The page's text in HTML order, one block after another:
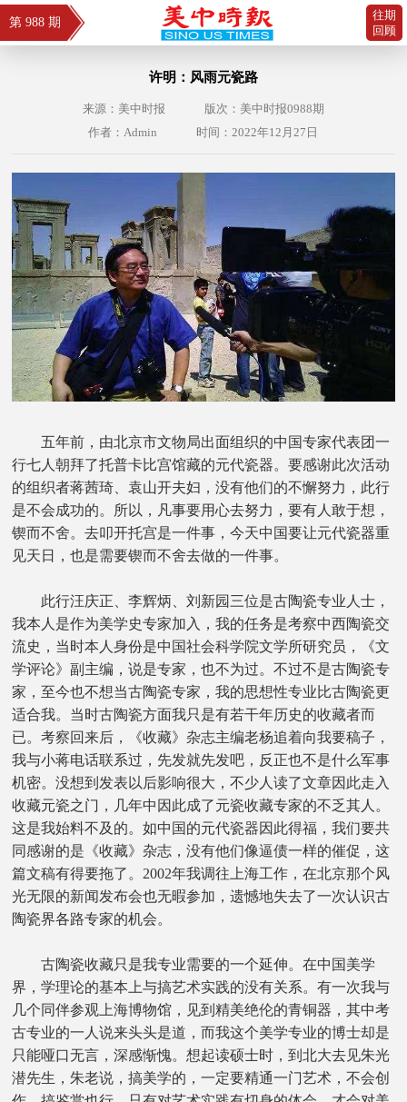
第 988 期
往期
回顾
许明：风雨元瓷路
来源：美中时报
版次：美中时报0988期
作者：Admin
时间：2022年12月27日
五年前，由北京市文物局出面组织的中国专家代表团一
行七人朝拜了托普卡比宫馆藏的元代瓷器。要感谢此次活动
的组织者蒋茜琦、袁山开夫妇，没有他们的不懈努力，此行
是不会成功的。所以，凡事要用心去努力，要有人敢于想，
锲而不舍。去叩开托宫是一件事，今天中国要让元代瓷器重
见天日，也是需要锲而不舍去做的一件事。
此行汪庆正、李辉炳、刘新园三位是古陶瓷专业人士，
我本人是作为美学史专家加入，我的任务是考察中西陶瓷交
流史，当时本人身份是中国社会科学院文学所研究员，《文
学评论》副主编，说是专家，也不为过。不过不是古陶瓷专
家，至今也不想当古陶瓷专家，我的思想性专业比古陶瓷更
适合我。当时古陶瓷方面我只是有若干年历史的收藏者而
已。考察回来后，《收藏》杂志主编老杨追着向我要稿子，
我与小蒋电话联系过，先发就先发吧，反正也不是什么军事
机密。没想到发表以后影响很大，不少人读了文章因此走入
收藏元瓷之门，几年中因此成了元瓷收藏专家的不乏其人。
这是我始料不及的。如中国的元代瓷器因此得福，我们要共
同感谢的是《收藏》杂志，没有他们像逼债一样的催促，这
篇文稿有得要拖了。2002年我调往上海工作，在北京那个风
光无限的新闻发布会也无暇参加，遗憾地失去了一次认识古
陶瓷界各路专家的机会。
古陶瓷收藏只是我专业需要的一个延伸。在中国美学
界，学理论的基本上与搞艺术实践的没有关系。有一次我与
几个同伴参观上海博物馆，见到精美绝伦的青铜器，其中考
古专业的一人说来头头是道，而我这个美学专业的博士却是
只能哑口无言，深感惭愧。想起读硕士时，到北大去见朱光
潜先生，朱老说，搞美学的，一定要精通一门艺术，不会创